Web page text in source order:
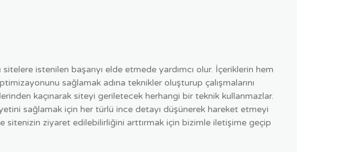
istenilen başarıyı elde etmede yardımcı olur. İçeriklerin hem
sağlamak adına teknikler oluşturup çalışmalarını
kaçınarak siteyi geriletecek herhangi bir teknik kullanmazlar.
sağlamak için her türlü ince detayı düşünerek hareket etmeyi
sitenizin ziyaret edilebilirliğini arttırmak için bizimle iletişime geçip